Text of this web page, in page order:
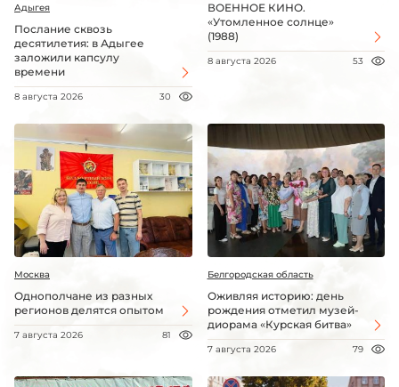
Адыгея
Послание сквозь
десятилетия: в Адыгее
заложили капсулу
времени
8 августа 2026 30
ВОЕННОЕ КИНО.
«Утомленное солнце»
(1988)
8 августа 2026 53
Москва
Однополчане из разных
регионов делятся опытом
7 августа 2026 81
Белгородская область
Оживляя историю: день
рождения отметил музей-
диорама «Курская битва»
7 августа 2026 79